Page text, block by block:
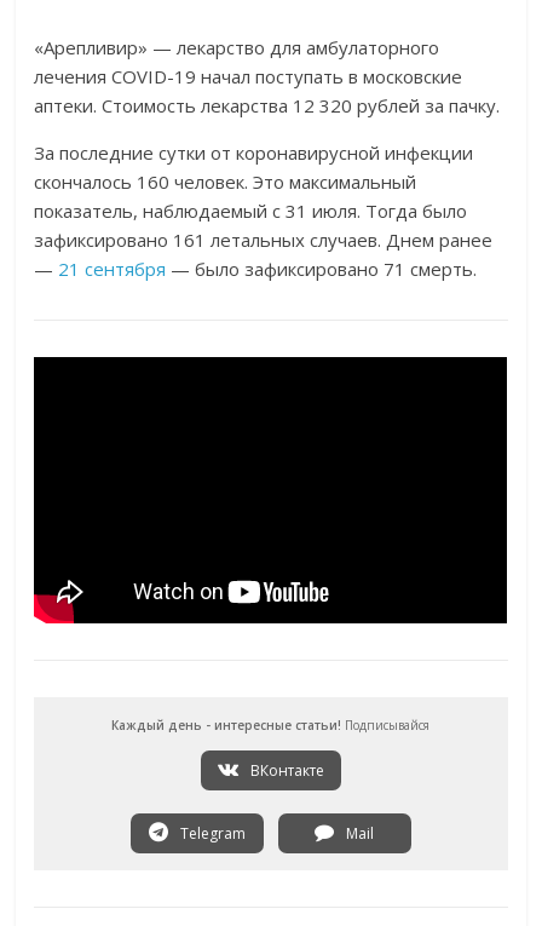
«Арепливир» — лекарство для амбулаторного
лечения COVID-19 начал поступать в московские
аптеки. Стоимость лекарства 12 320 рублей за пачку.
За последние сутки от коронавирусной инфекции
скончалось 160 человек. Это максимальный
показатель, наблюдаемый с 31 июля. Тогда было
зафиксировано 161 летальных случаев. Днем ранее
— 21 сентября — было зафиксировано 71 смерть.
Каждый день - интересные статьи! Подписывайся
ВКонтакте
Telegram Mail